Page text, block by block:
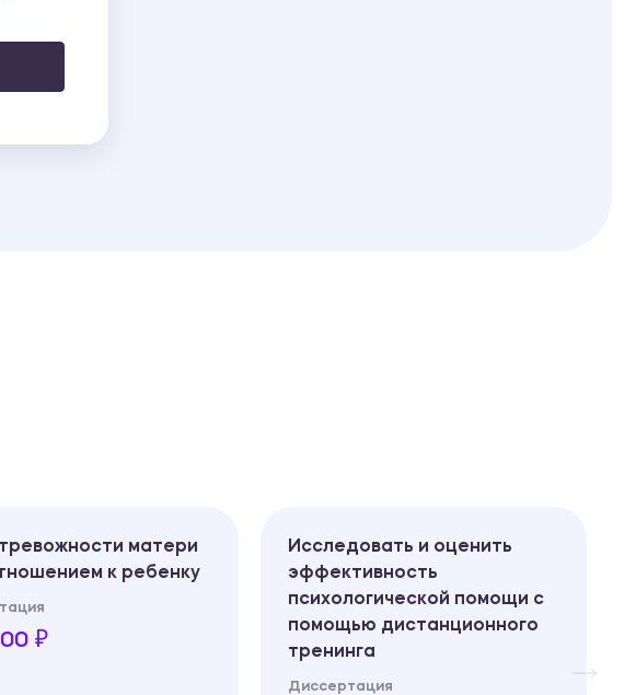
матери
к ребенку
₽
Исследовать и оценить
эффективность
психологической помощи с
помощью дистанционного
тренинга
Диссертация